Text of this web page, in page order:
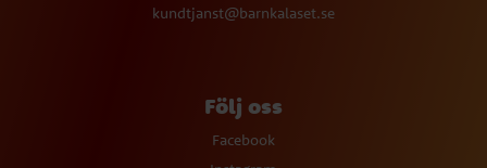
kundtjanst@barnkalaset.se
Följ oss
Facebook